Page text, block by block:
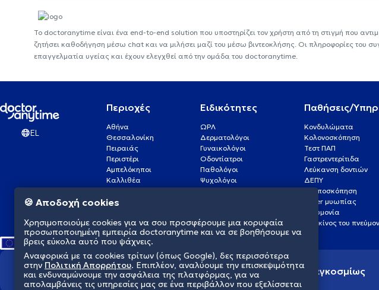
Το doctoranytime είναι ένα end-to-end solution που υποστηρίζει τον χρήστη από τη στιγμή που
ζητήσει καθοδήγηση μέσω chat και να μιλήσει μαζί του μέσω βιντεοκλήσης. Οι πληροφορίες του
επαγγελματία υγείας και έχουν ελεγχθεί από την ομάδα του doctoranytime.
EL
Περιοχές
Αθήνα
Θεσσαλονίκη
Πειραιάς
Περιστέρι
Αμπελόκηποι
Καλλιθέα
Πάτρα
Γλυφάδα
Νέα Σμύρνη
Ειδικότητες
ΩΡΛ
Δερματολόγοι
Γυναικολόγοι
Οδοντίατροι
Παθολόγοι
Ψυχολόγοι
Οφθαλμίατροι
Καρδιολόγοι
Παθήσεις/
Κονδυλώματα
Κολονοσκόπηση
Τεστ ΠΑΠ
Γαστρεντερίτιδα
Λεύκανση δοντιών
ΔΕΠΥ
Κολποσκόπηση
Laser μυωπίας
Πνευμονία
Καρκίνος του
Διαμορφώνουμε το μέλλον της υγείας παγκοσμίως
🍪 Αποδοχή cookies
Χρησιμοποιούμε cookies για να σου προσφέρουμε μια κορυφαία
προσωποποιημένη εμπειρία doctoranytime και να σε βοηθήσουμε να
βρεις εύκολα αυτό που ψάχνεις.
Αναφορικά με τα cookies τρίτων (όπως Google), δες περισσότερα
στην Πολιτική Απορρήτου. Επιπλέον, αναλύουμε την επισκεψιμότητα
και ενδυναμώνουμε την ασφάλεια της πλατφόρμας, για να
απολαμβάνεις τις υπηρεσίες μας σε ένα περιβάλλον που εξελίσσεται